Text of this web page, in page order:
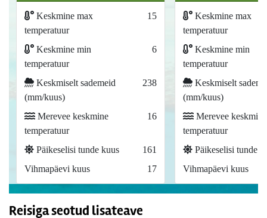
Keskmine max
temperatuur
15
Keskmine min
temperatuur
6
Keskmiselt sademeid
(mm/kuus)
238
Merevee keskmine
temperatuur
16
Päikeselisi tunde kuus
161
Vihmapäevi kuus
17
Keskmine max
temperatuur
Keskmine min
temperatuur
Keskmiselt
(mm/kuus)
Merevee keskmine
temperatuur
Päikeselisi tunde
Vihmapäevi kuus
Reisiga seotud lisateave